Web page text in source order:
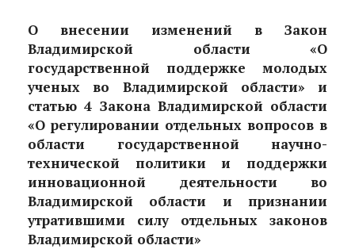
О внесении изменений в Закон
Владимирской области «О
государственной поддержке молодых
ученых во Владимирской области» и
статью 4 Закона Владимирской области
«О регулировании отдельных вопросов в
области государственной научно-
технической политики и поддержки
инновационной деятельности во
Владимирской области и признании
утратившими силу отдельных законов
Владимирской области»